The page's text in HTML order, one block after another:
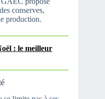
conserves,
production.
: le meilleur